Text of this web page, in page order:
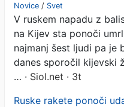
Novice / Svet
V ruskem napadu z
na Kijev sta ponoči
najmanj šest ljudi pa je
danes sporočil kijevski
… · Siol.net · 3t
Ruske rakete ponoči